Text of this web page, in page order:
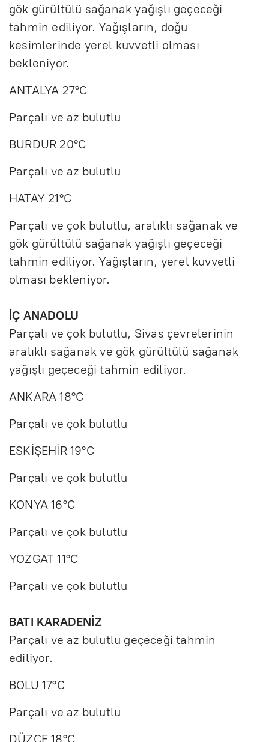
gök gürültülü sağanak yağışlı geçeceği
tahmin ediliyor. Yağışların, doğu
kesimlerinde yerel kuvvetli olması
bekleniyor.
ANTALYA 27°C
Parçalı ve az bulutlu
BURDUR 20°C
Parçalı ve az bulutlu
HATAY 21°C
Parçalı ve çok bulutlu, aralıklı sağanak ve
gök gürültülü sağanak yağışlı geçeceği
tahmin ediliyor. Yağışların, yerel kuvvetli
olması bekleniyor.
İÇ ANADOLU
Parçalı ve çok bulutlu, Sivas çevrelerinin
aralıklı sağanak ve gök gürültülü sağanak
yağışlı geçeceği tahmin ediliyor.
ANKARA 18°C
Parçalı ve çok bulutlu
ESKİŞEHİR 19°C
Parçalı ve çok bulutlu
KONYA 16°C
Parçalı ve çok bulutlu
YOZGAT 11°C
Parçalı ve çok bulutlu
BATI KARADENİZ
Parçalı ve az bulutlu geçeceği tahmin
ediliyor.
BOLU 17°C
Parçalı ve az bulutlu
DÜZCE 18°C